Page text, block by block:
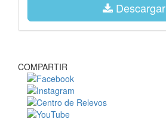
Descargar
COMPARTIR